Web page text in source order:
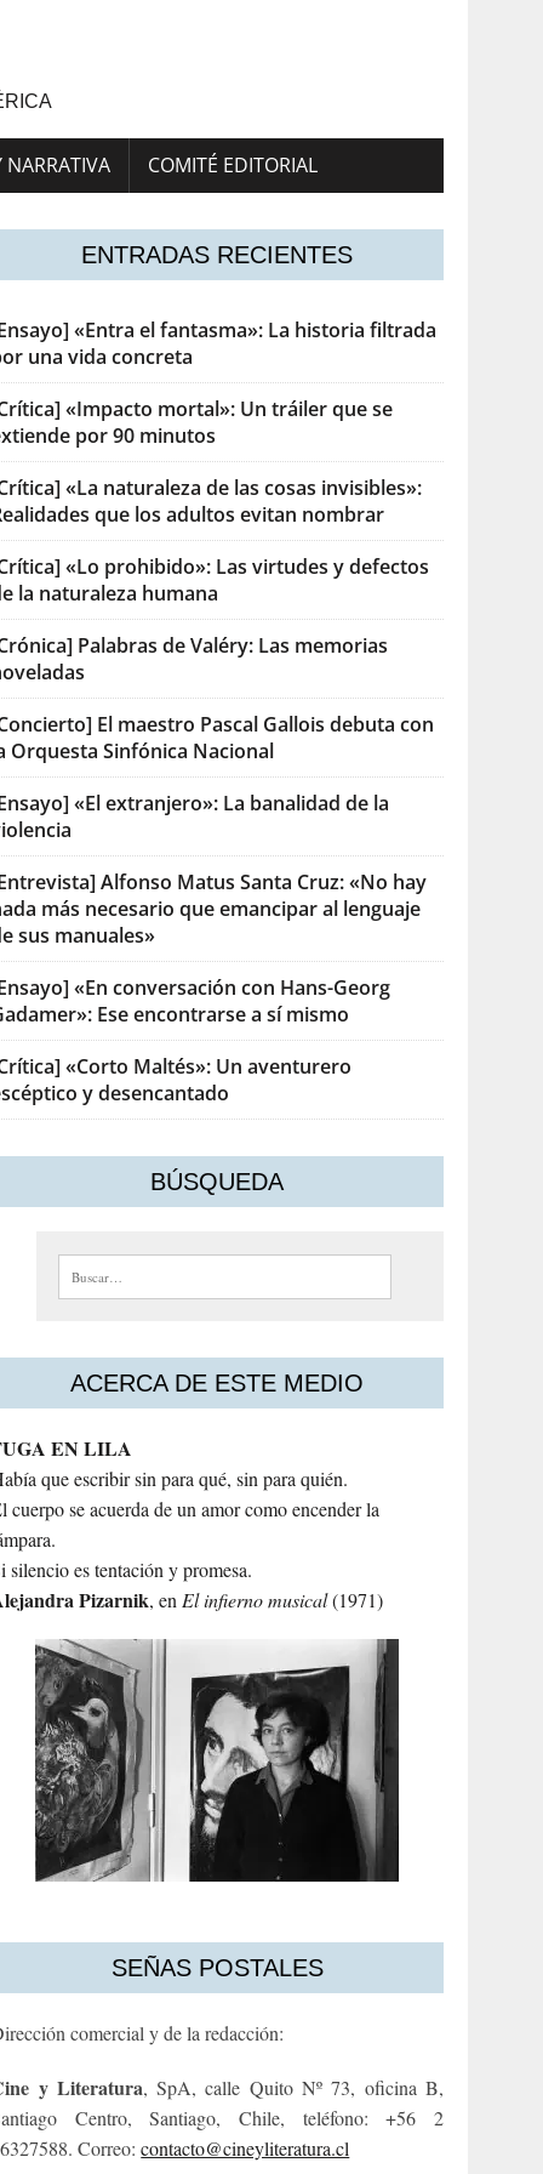
NARRATIVA COMITÉ EDITORIAL
ENTRADAS RECIENTES
«Entra el fantasma»: La historia filtrada
una vida concreta
«Impacto mortal»: Un tráiler que se
por 90 minutos
«La naturaleza de las cosas invisibles»:
que los adultos evitan nombrar
«Lo prohibido»: Las virtudes y defectos
la naturaleza humana
Palabras de Valéry: Las memorias
El maestro Pascal Gallois debuta con
Orquesta Sinfónica Nacional
«El extranjero»: La banalidad de la
Alfonso Matus Santa Cruz: «No hay
más necesario que emancipar al lenguaje
sus manuales»
«En conversación con Hans-Georg
Ese encontrarse a sí mismo
«Corto Maltés»: Un aventurero
y desencantado
BÚSQUEDA
Buscar:
ACERCA DE ESTE MEDIO
EN LILA
que escribir sin para qué, sin para quién.
cuerpo se acuerda de un amor como encender la
silencio es tentación y promesa.
Pizarnik, enEl infierno musical(1971)
SEÑAS POSTALES
comercial y de la redacción:
y Literatura, SpA, calle Quito Nº 73, oficina B,
Centro, Santiago, Chile, teléfono: +56 2
Correo:contacto@cineyliteratura.cl